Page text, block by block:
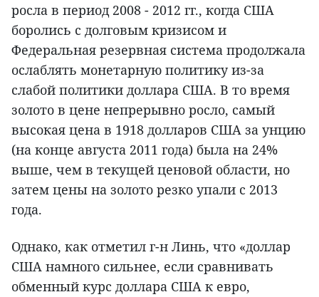
росла в период 2008 - 2012 гг., когда США
боролись с долговым кризисом и
Федеральная резервная система продолжала
ослаблять монетарную политику из-за
слабой политики доллара США. В то время
золото в цене непрерывно росло, самый
высокая цена в 1918 долларов США за унцию
(на конце августа 2011 года) была на 24%
выше, чем в текущей ценовой области, но
затем цены на золото резко упали с 2013
года.
Однако, как отметил г-н Линь, что «доллар
США намного сильнее, если сравнивать
обменный курс доллара США к евро,